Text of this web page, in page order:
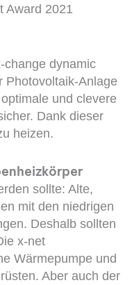
Award 2021
change dynamic
Photovoltaik-Anlage
und clevere
Dank dieser
heizen.
sollte: Alte,
mit den niedrigen
Deshalb sollten
x-net
Wärmepumpe und
Aber auch der